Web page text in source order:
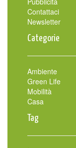
Contattaci
Newsletter
Categorie
Ambiente
Green Life
Mobilità
Casa
Tag